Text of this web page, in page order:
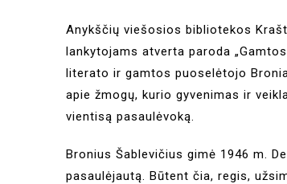
Anykščių viešosios bibliotekos
lankytojams atverta paroda
literato ir gamtos puoselėtojo
apie žmogų, kurio gyvenimas ir
vientisą pasaulėvoką.
Bronius Šablevičius gimė 1946 m.
pasaulėjautą. Būtent čia, regis,